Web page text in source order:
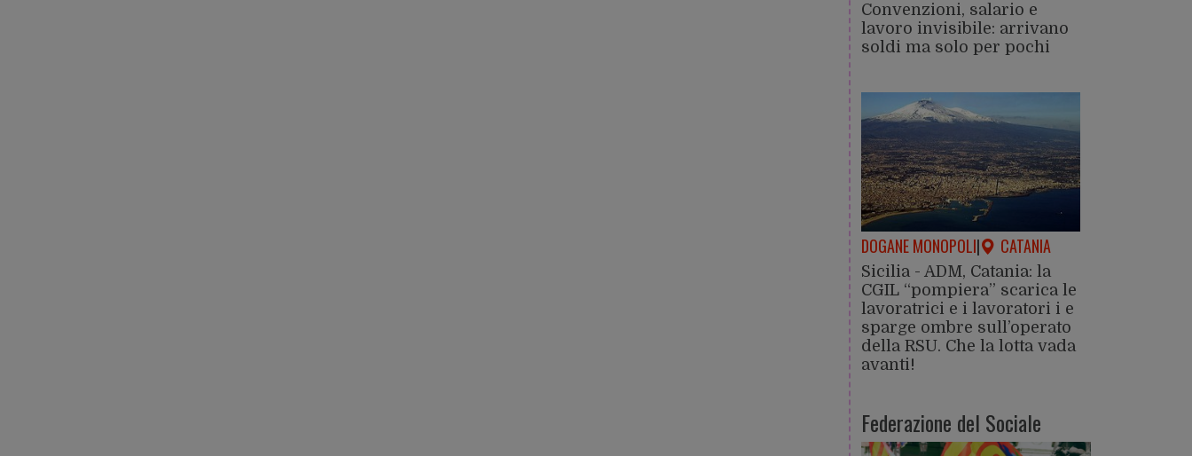
Convenzioni, salario e
lavoro invisibile: arrivano
soldi ma solo per pochi
DOGANE MONOPOLI| CATANIA
Sicilia - ADM, Catania: la
CGIL “pompiera” scarica le
lavoratrici e i lavoratori i e
sparge ombre sull’operato
della RSU. Che la lotta vada
avanti!
Federazione del Sociale